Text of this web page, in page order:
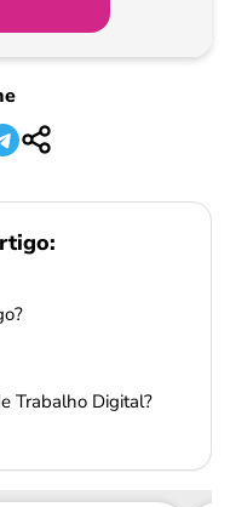
Trabalho Digital?